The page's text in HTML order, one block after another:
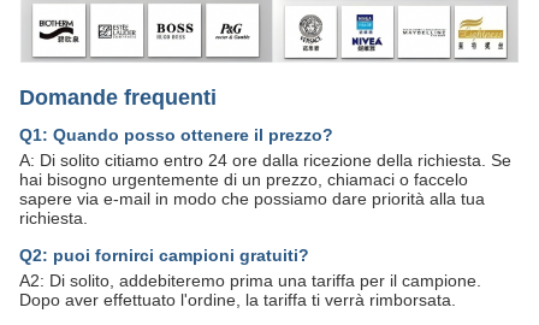
Domande frequenti
Q1: Quando posso ottenere il prezzo?
A: Di solito citiamo entro 24 ore dalla ricezione della richiesta. Se
hai bisogno urgentemente di un prezzo, chiamaci o faccelo
sapere via e-mail in modo che possiamo dare priorità alla tua
richiesta.
Q2: puoi fornirci campioni gratuiti?
A2: Di solito, addebiteremo prima una tariffa per il campione.
Dopo aver effettuato l'ordine, la tariffa ti verrà rimborsata.